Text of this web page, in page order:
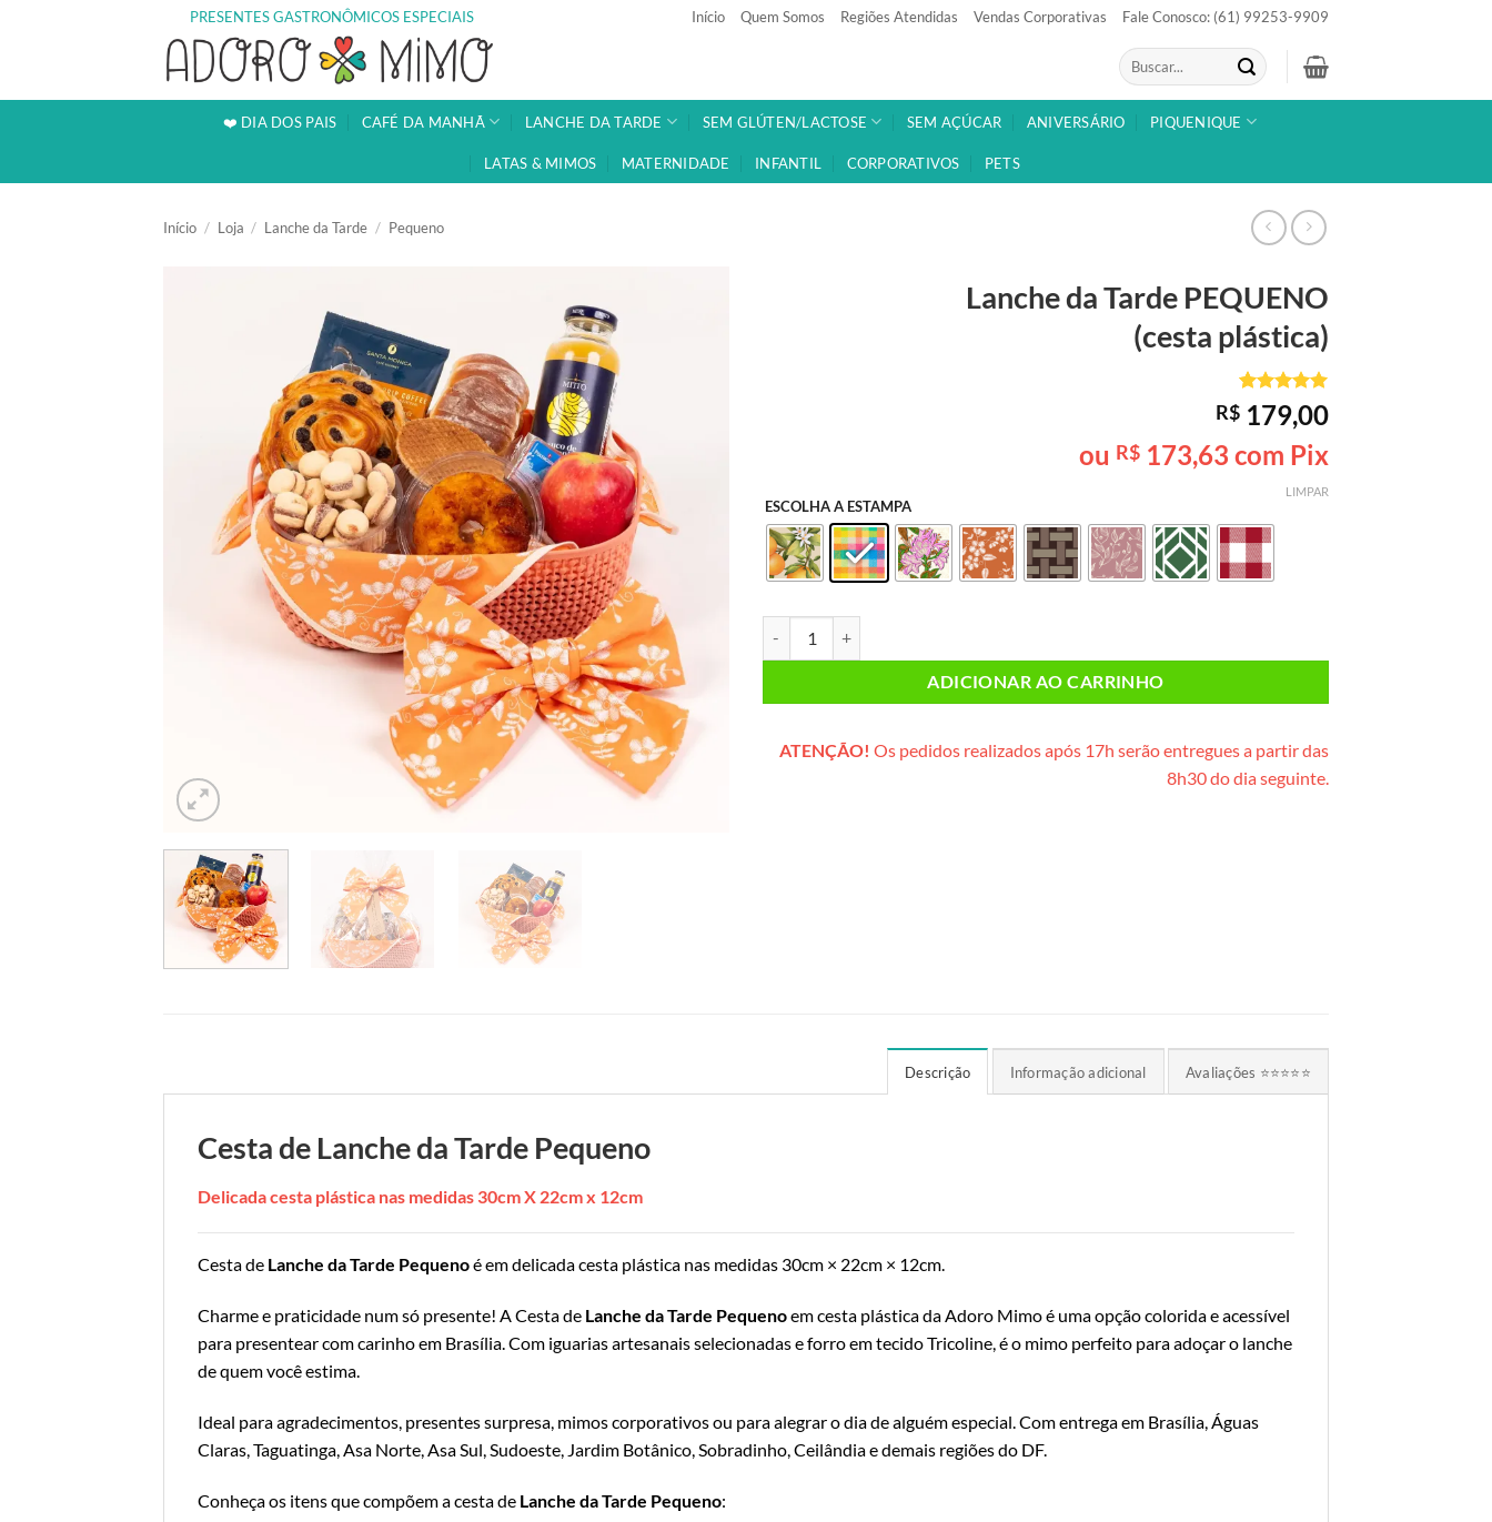
PRESENTES GASTRONÔMICOS ESPECIAIS Início Quem Somos Regiões Atendidas Vendas Corporativas Fale Conosco: (61) 99253-9909
Pesquisar
por:
❤️ DIA DOS PAIS CAFÉ DA MANHÃ LANCHE DA TARDE SEM GLÚTEN/LACTOSE SEM AÇÚCAR ANIVERSÁRIO PIQUENIQUE
LATAS & MIMOS MATERNIDADE INFANTIL CORPORATIVOS PETS
Início / Loja / Lanche da Tarde / Pequeno
Lanche da Tarde PEQUENO
(cesta plástica)
Avaliado
como5de
5, com
baseado em
1
de cliente
R$ 179,00
ou R$ 173,63 com Pix
ESCOLHA A ESTAMPA
LIMPAR
ADICIONAR AO CARRINHO
ATENÇÃO! Os pedidos realizados após 17h serão entregues a partir das
8h30 do dia seguinte.
Descrição Informação adicional Avaliações ⭐⭐⭐⭐⭐
Cesta de Lanche da Tarde Pequeno
Delicada cesta plástica nas medidas 30cm X 22cm x 12cm
Cesta de Lanche da Tarde Pequenoé em delicada cesta plástica nas medidas 30cm × 22cm × 12cm.
Charme e praticidade num só presente! A Cesta de Lanche da Tarde Pequenoem cesta plástica da Adoro Mimo é uma opção colorida e acessível
para presentear com carinho em Brasília. Com iguarias artesanais selecionadas e forro em tecido Tricoline, é o mimo perfeito para adoçar o lanche
de quem você estima.
Ideal para agradecimentos, presentes surpresa, mimos corporativos ou para alegrar o dia de alguém especial. Com entrega em Brasília, Águas
Claras, Taguatinga, Asa Norte, Asa Sul, Sudoeste, Jardim Botânico, Sobradinho, Ceilândia e demais regiões do DF.
Conheça os itens que compõem a cesta de Lanche da Tarde Pequeno: